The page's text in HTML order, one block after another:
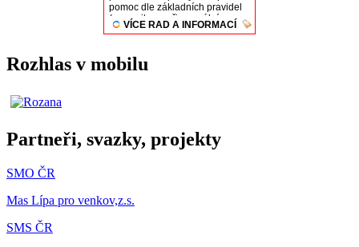
Rozhlas v mobilu
Partneři, svazky, projekty
SMO ČR
Mas Lípa pro venkov,z.s.
SMS ČR